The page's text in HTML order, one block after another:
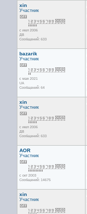
xin
Участник
с июл 2006
ДВ
Сообщений: 633
bazarik
Участник
с мая 2021
UA
Сообщений: 64
xin
Участник
с июл 2006
ДВ
Сообщений: 633
AOR
Участник
с окт 2003
Сообщений: 14675
xin
Участник